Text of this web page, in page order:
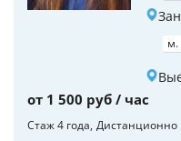
м.
от 1 500 руб / час
Стаж 4 года Дистанционно